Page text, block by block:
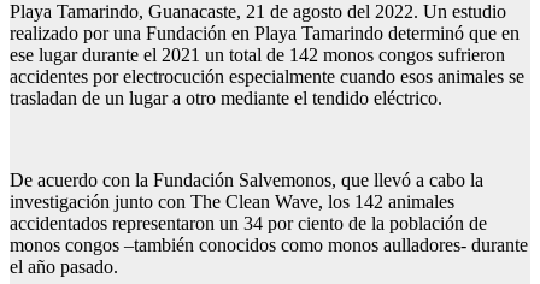
Playa Tamarindo, Guanacaste, 21 de agosto del 2022. Un estudio
realizado por una Fundación en Playa Tamarindo determinó que en
ese lugar durante el 2021 un total de 142 monos congos sufrieron
accidentes por electrocución especialmente cuando esos animales se
trasladan de un lugar a otro mediante el tendido eléctrico.
De acuerdo con la Fundación Salvemonos, que llevó a cabo la
investigación junto con The Clean Wave, los 142 animales
accidentados representaron un 34 por ciento de la población de
monos congos –también conocidos como monos aulladores- durante
el año pasado.